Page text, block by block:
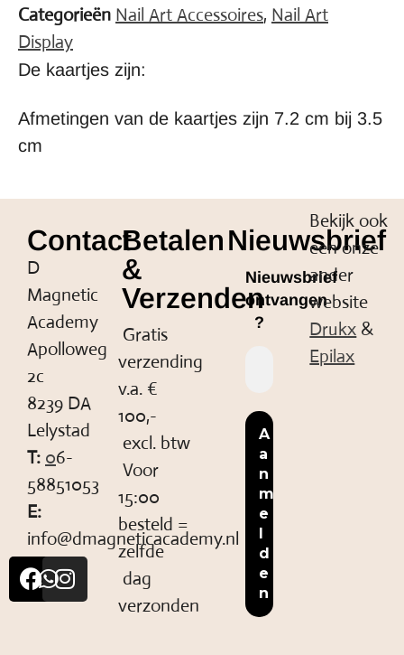
Categorieën Nail Art Accessoires, Nail Art
Display
De kaartjes zijn:
Afmetingen van de kaartjes zijn 7.2 cm bij 3.5
cm
Contact
D
Magnetic
Academy
Apolloweg
2c
8239 DA
Lelystad
T: 06-
58851053
E:
info@dmagneticacademy.nl
Betalen
&
Verzenden
Gratis
verzending
v.a. €
100,-
excl. btw
Voor
15:00
besteld =
zelfde
dag
verzonden
Nieuwsbrief
Nieuwsbrief
ontvangen
?
Bekijk ook
een onze
ander
website
Drukx &
Epilax